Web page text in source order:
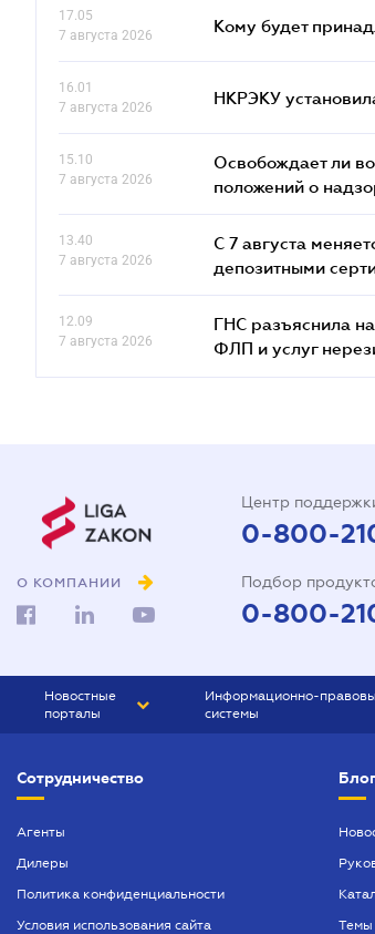
17.05
7 августа 2026
Кому будет
16.01
7 августа 2026
НКРЭКУ
15.10
7 августа 2026
Освобождает ли
положений о
13.40
7 августа 2026
С 7 августа
депозитными
12.09
7 августа 2026
ГНС разъяснила
ФЛП и услуг
О КОМПАНИИ
Центр
0-800-
Подбор
0-800-
Новостные
порталы
БИЗНЕС
Информационно-
системы
БУХГАЛТЕР ПРОФ
ЮРИСТ ПРОФ
Сотрудничество
Агенты
Дилеры
Политика конфиденциальности
Условия использования сайта
Темы